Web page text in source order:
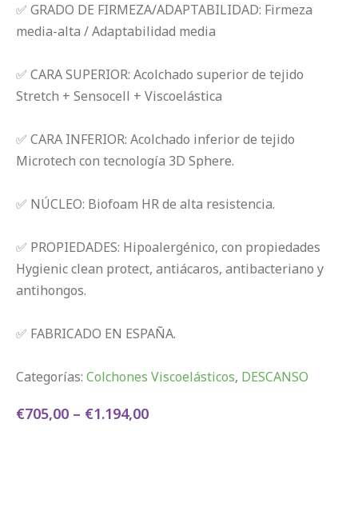
✅ GRADO DE FIRMEZA/ADAPTABILIDAD: Firmeza
media-alta / Adaptabilidad media
✅ CARA SUPERIOR: Acolchado superior de tejido
Stretch + Sensocell + Viscoelástica
✅ CARA INFERIOR: Acolchado inferior de tejido
Microtech con tecnología 3D Sphere.
✅ NÚCLEO: Biofoam HR de alta resistencia.
✅ PROPIEDADES: Hipoalergénico, con propiedades
Hygienic clean protect, antiácaros, antibacteriano y
antihongos.
✅ FABRICADO EN ESPAÑA.
Categorías: Colchones Viscoelásticos, DESCANSO
€705,00 – €1.194,00